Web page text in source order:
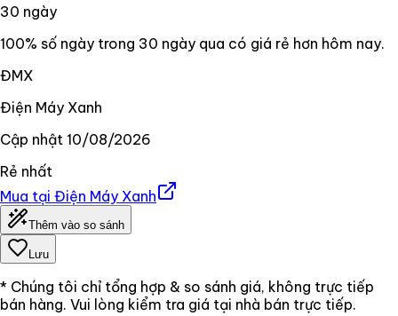
30 ngày
100% số ngày trong 30 ngày qua có giá rẻ hơn hôm nay.
ĐMX
Điện Máy Xanh
Cập nhật 10/08/2026
Rẻ nhất
Mua tại Điện Máy Xanh
Thêm vào so sánh
Lưu
* Chúng tôi chỉ tổng hợp & so sánh giá, không trực tiếp
bán hàng. Vui lòng kiểm tra giá tại nhà bán trực tiếp.